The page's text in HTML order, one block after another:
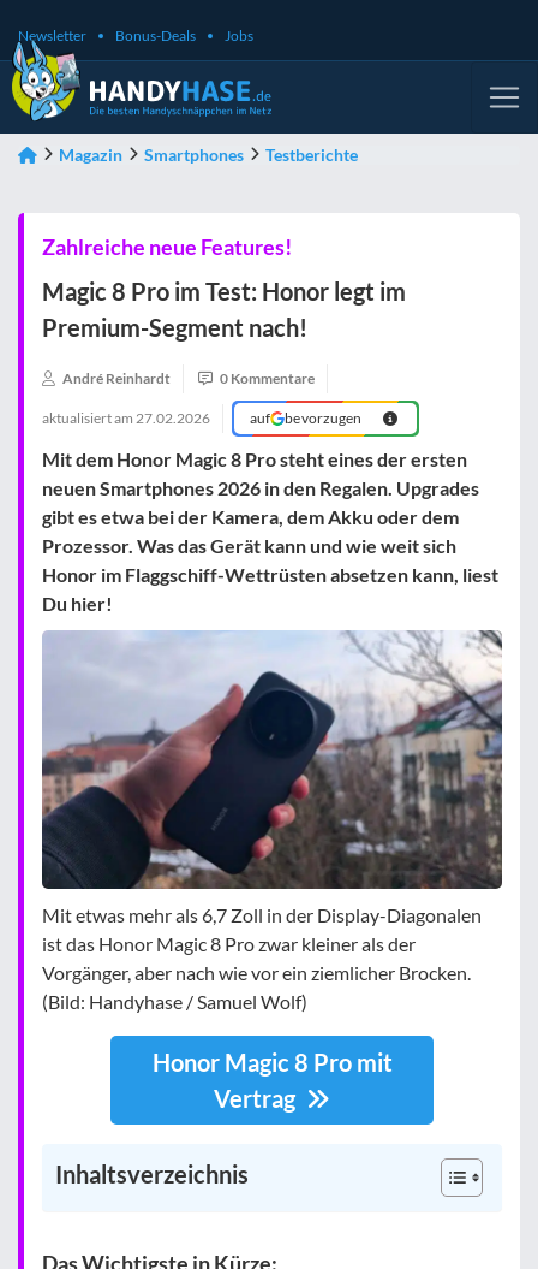
Newsletter Bonus-Deals Jobs
Magazin Smartphones Testberichte
Zahlreiche neue Features!
Magic 8 Pro im Test: Honor legt im
Premium-Segment nach!
André Reinhardt 0 Kommentare
aktualisiert am 27.02.2026 auf bevorzugen
Mit dem Honor Magic 8 Pro steht eines der ersten
neuen Smartphones 2026 in den Regalen. Upgrades
gibt es etwa bei der Kamera, dem Akku oder dem
Prozessor. Was das Gerät kann und wie weit sich
Honor im Flaggschiff-Wettrüsten absetzen kann, liest
Du hier!
Mit etwas mehr als 6,7 Zoll in der Display-Diagonalen
ist das Honor Magic 8 Pro zwar kleiner als der
Vorgänger, aber nach wie vor ein ziemlicher Brocken.
(Bild: Handyhase / Samuel Wolf)
Honor Magic 8 Pro mit
Vertrag
Inhaltsverzeichnis
Das Wichtigste in Kürze: